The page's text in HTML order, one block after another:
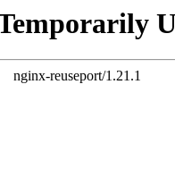
nginx-reuseport/1.21.1